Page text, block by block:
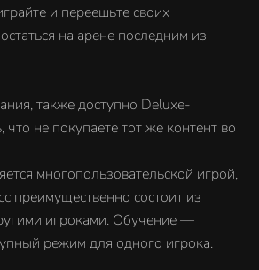
и переешьте своих
на арене последним из
также доступно Deluxe-
что не покупаете тот же контент во
многопользовательской игрой,
преимущественно состоит из
игроками. Обучение —
режим для одного игрока.